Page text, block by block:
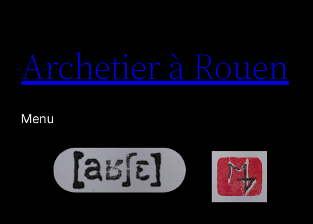
contenu
Archetier à Rouen
Menu